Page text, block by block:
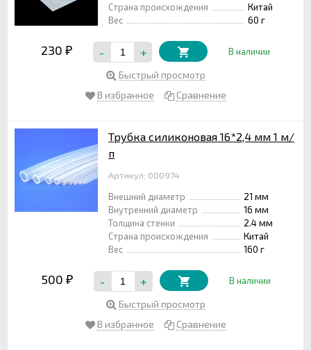
Страна происхождения
Китай
Вес
60 г
230 ₽ - + В наличии
Быстрый просмотр
В избранное
Сравнение
Трубка силиконовая 16*2,4 мм 1 м/
п
Артикул: 000974
Внешний диаметр
21 мм
Внутренний диаметр
16 мм
Толщина стенки
2.4 мм
Страна происхождения
Китай
Вес
160 г
500 ₽ - + В наличии
Быстрый просмотр
В избранное
Сравнение